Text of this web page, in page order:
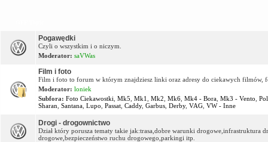
Pogawędki
Czyli o wszystkim i o niczym.
Moderator: saVWas
Film i foto
Film i foto to forum w którym znajdziesz linki oraz adresy do ciekawych filmów,
Moderator: loniek
Subfora: Foto Ciekawostki Mk5 Mk1 Mk2 Mk6 Mk4 - Bora Mk3 - Vento
Sharan Santana Lupo Passat Caddy, Garbus Derby, VAG VW - Inne
Drogi - drogownictwo
Dział który porusza tematy takie jak:trasa,dobre warunki drogowe,infrastruktura
drogowe,bezpieczeństwo ruchu drogowego,parkingi itp.